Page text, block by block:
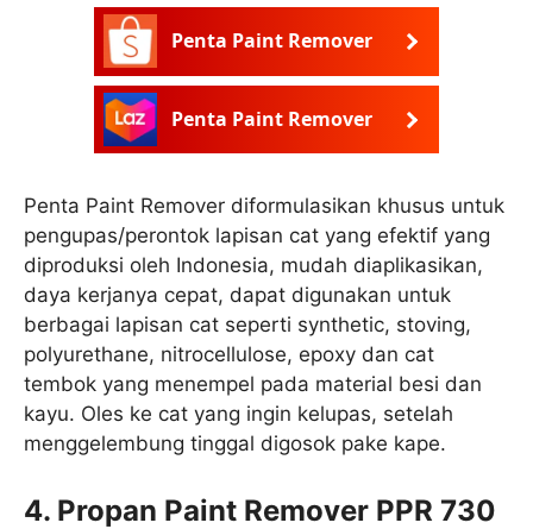
Penta Paint Remover
Penta Paint Remover
Penta Paint Remover diformulasikan khusus untuk
pengupas/perontok lapisan cat yang efektif yang
diproduksi oleh Indonesia, mudah diaplikasikan,
daya kerjanya cepat, dapat digunakan untuk
berbagai lapisan cat seperti synthetic, stoving,
polyurethane, nitrocellulose, epoxy dan cat
tembok yang menempel pada material besi dan
kayu. Oles ke cat yang ingin kelupas, setelah
menggelembung tinggal digosok pake kape.
4. Propan Paint Remover PPR 730